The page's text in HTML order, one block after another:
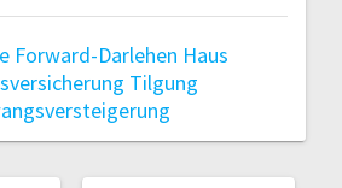
Forward-Darlehen Haus
Tilgung